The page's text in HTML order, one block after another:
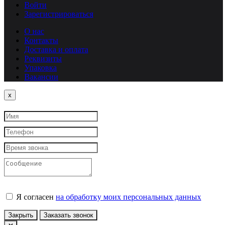
Войти
Зарегистрироваться
О нас
Контакты
Доставка и оплата
Реквизиты
Упаковка
Вакансии
x
Я согласен на обработку моих персональных данных
Закрыть Заказать звонок